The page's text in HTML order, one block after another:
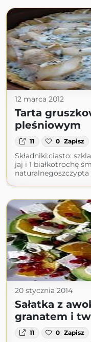
12 marca 2012
Tarta
pleśniowym
11 0 Zapisz
Składniki:ciasto:
jaj i 1 białkotrochę
naturalnegoszczypta
20 stycznia 2014
Sałatka z
granatem i
11 0 Zapisz